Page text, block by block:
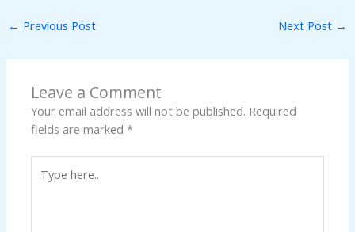
← Previous Post Next Post →
Leave a Comment
Your email address will not be published. Required
fields are marked*
here..